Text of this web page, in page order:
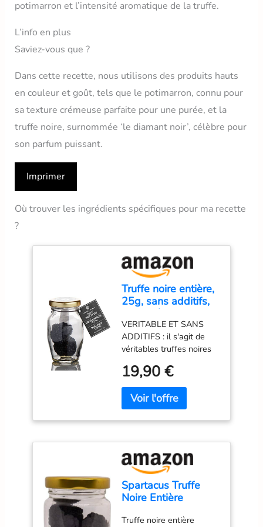
potimarron et l’intensité aromatique de la truffe.
L’info en plus
Saviez-vous que ?
Dans cette recette, nous utilisons des produits hauts
en couleur et goût, tels que le potimarron, connu pour
sa texture crémeuse parfaite pour une purée, et la
truffe noire, surnommée ‘le diamant noir’, célèbre pour
son parfum puissant.
Imprimer
Où trouver les ingrédients spécifiques pour ma recette
?
Truffe noire entière,
25g, sans additifs,
conservateurs
VERITABLE ET SANS
ADDITIFS : il s'agit de
véritables truffes noires
ont un arôme nettement
plus léger, mais aussi
plus subtil que les
préparations contenant
des arômes artificiels.
plus influencé par la
"technologie" de
l'industrie alimentaire que
par le produit
conserver les truffes de
19,90 €
Spartacus Truffe
Noire Entière
Gourmet Naturelle
Truffe noire entière